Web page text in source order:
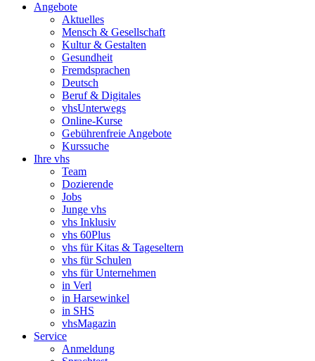
Angebote
Aktuelles
Mensch & Gesellschaft
Kultur & Gestalten
Gesundheit
Fremdsprachen
Deutsch
Beruf & Digitales
vhsUnterwegs
Online-Kurse
Gebührenfreie Angebote
Kurssuche
Ihre vhs
Team
Dozierende
Jobs
Junge vhs
vhs Inklusiv
vhs 60Plus
vhs für Kitas & Tageseltern
vhs für Schulen
vhs für Unternehmen
in Verl
in Harsewinkel
in SHS
vhsMagazin
Service
Anmeldung